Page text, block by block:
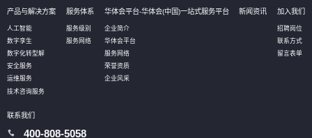
产品与解决方案
人工智能
数字孪生
数字化转型解
安全服务
运维服务
技术咨询服务
服务体系
服务级别
服务网络
华体会平台-华体会(中国)一站式服务平台
企业简介
华体会平台
服务网络
荣誉资质
企业风采
新闻资讯 加入我们
招聘岗位
联系方式
留言表单
联系我们
400-808-5058